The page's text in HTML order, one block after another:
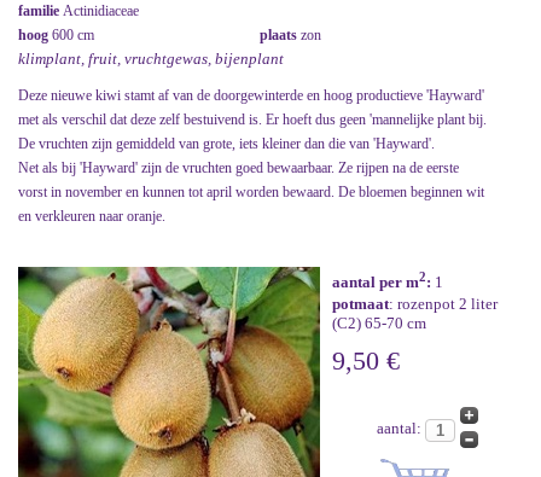
familie Actinidiaceae
hoog 600 cm plaats zon
klimplant, fruit, vruchtgewas, bijenplant
Deze nieuwe kiwi stamt af van de doorgewinterde en hoog productieve 'Hayward'
met als verschil dat deze zelf bestuivend is. Er hoeft dus geen 'mannelijke plant bij.
De vruchten zijn gemiddeld van grote, iets kleiner dan die van 'Hayward'.
Net als bij 'Hayward' zijn de vruchten goed bewaarbaar. Ze rijpen na de eerste
vorst in november en kunnen tot april worden bewaard. De bloemen beginnen wit
en verkleuren naar oranje.
aantal per m2: 1
potmaat: rozenpot 2 liter
(C2) 65-70 cm
9,50 €
aantal: